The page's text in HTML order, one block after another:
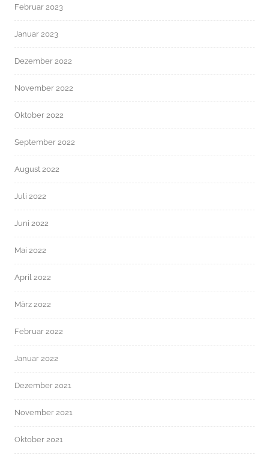
Februar 2023
Januar 2023
Dezember 2022
November 2022
Oktober 2022
September 2022
August 2022
Juli 2022
Juni 2022
Mai 2022
April 2022
März 2022
Februar 2022
Januar 2022
Dezember 2021
November 2021
Oktober 2021